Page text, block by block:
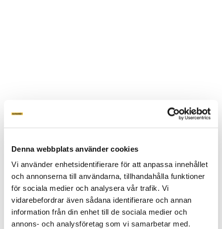
Denna webbplats använder cookies
Vi använder enhetsidentifierare för att anpassa innehållet
och annonserna till användarna, tillhandahålla funktioner
för sociala medier och analysera vår trafik. Vi
vidarebefordrar även sådana identifierare och annan
information från din enhet till de sociala medier och
annons- och analysföretag som vi samarbetar med.